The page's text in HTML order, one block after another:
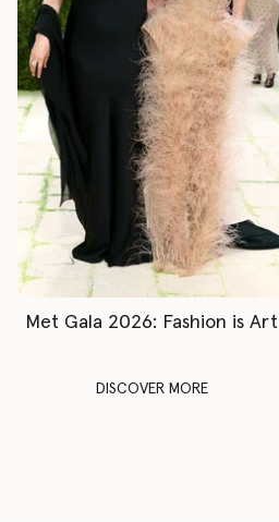
Met Gala 2026: Fashion is Art
DISCOVER MORE